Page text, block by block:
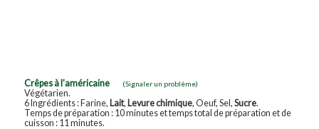
Crêpes à l'américaine (Signaler un problème)
Végétarien.
6 Ingrédients : Farine, Lait, Levure chimique, Oeuf, Sel, Sucre.
Temps de préparation : 10 minutes et temps total de préparation et de
cuisson : 11 minutes.